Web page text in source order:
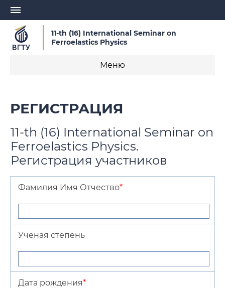
11-th (16) International Seminar on
Ferroelastics Physics
Меню
Новости
Руководящие органы семинара
Организаторы
Программа семинара / Сборник тезисов
Сроки проведения семинара
РЕГИСТРАЦИЯ
11-th (16) International Seminar on
Ferroelastics Physics.
Регистрация участников
Фамилия Имя Отчество*
Ученая степень
Дата рождения*